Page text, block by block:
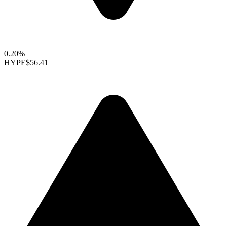
0.20%
HYPE$56.41